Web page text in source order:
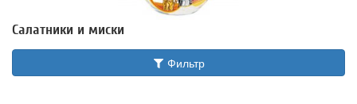
Салатники и миски
Фильтр